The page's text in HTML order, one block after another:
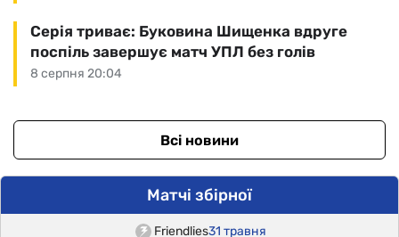
8 серпня 20:04
Серія триває: Буковина Шищенка вдруге
поспіль завершує матч УПЛ без голів
Всі новини
Матчі збірної
Friendlies31 травня